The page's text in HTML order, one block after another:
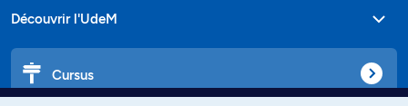
Découvrir l'UdeM
Cursus